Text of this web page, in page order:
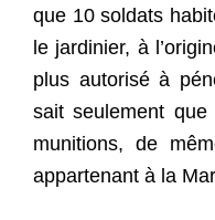
que 10 soldats
le jardinier, à
plus autorisé à
sait seulement
munitions, de
appartenant à la